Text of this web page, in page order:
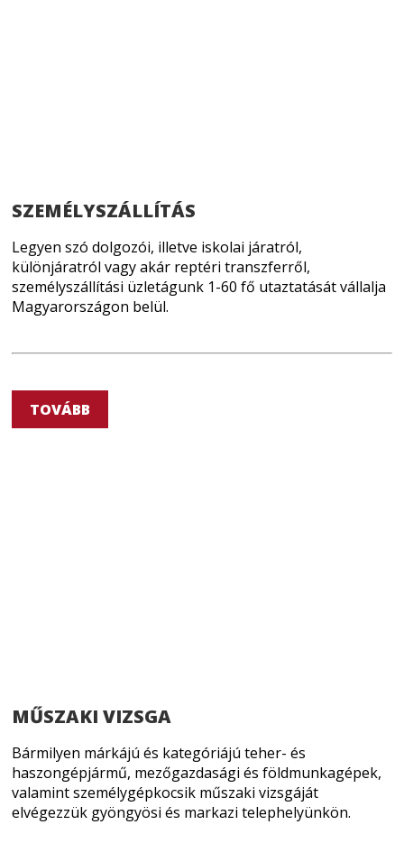
SZEMÉLYSZÁLLÍTÁS
Legyen szó dolgozói, illetve iskolai járatról,
különjáratról vagy akár reptéri transzferről,
személyszállítási üzletágunk 1-60 fő utaztatását vállalja
Magyarországon belül.
TOVÁBB
MŰSZAKI VIZSGA
Bármilyen márkájú és kategóriájú teher- és
haszongépjármű, mezőgazdasági és földmunkagépek,
valamint személygépkocsik műszaki vizsgáját
elvégezzük gyöngyösi és markazi telephelyünkön.